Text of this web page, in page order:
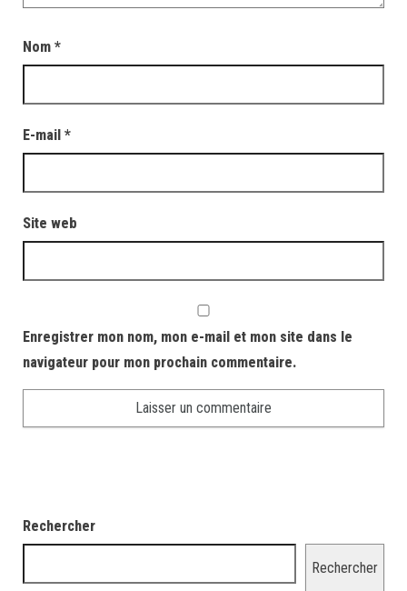
Nom *
E-mail *
Site web
Enregistrer mon nom, mon e-mail et mon site dans le
navigateur pour mon prochain commentaire.
Rechercher
Rechercher